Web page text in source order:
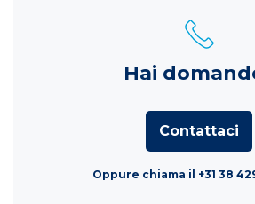
Hai
Contattaci
Oppure chiama il +31 38